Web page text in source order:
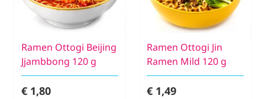
Ramen Ottogi Beijing
Jjambbong 120 g
€ 1,80
Ramen Ottogi Jin
Ramen Mild 120 g
€ 1,49